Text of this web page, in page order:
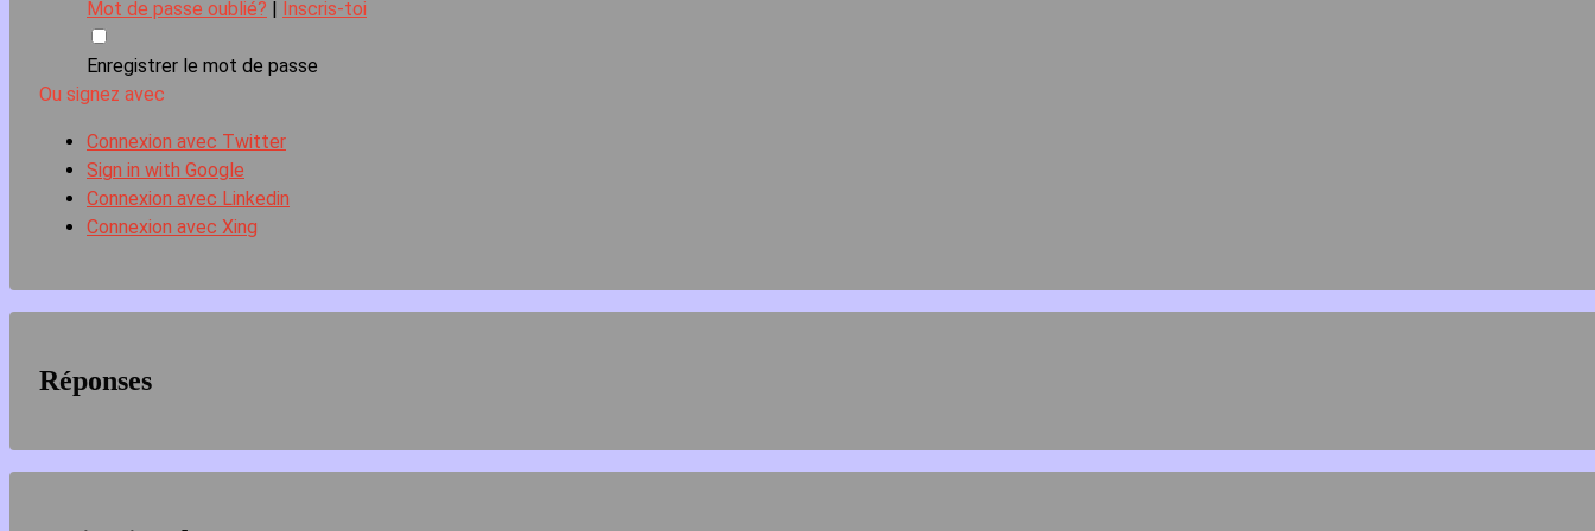
Mot de passe oublié? Inscris-toi
Enregistrer le mot de passe
Ou signez avec
Connexion avec Twitter
Sign in with Google
Connexion avec Linkedin
Connexion avec Xing
Réponses